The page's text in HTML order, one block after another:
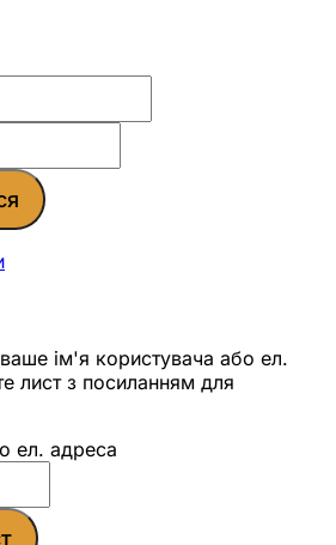
ім'я користувача або ел.
лист з посиланням для
ел. адреса